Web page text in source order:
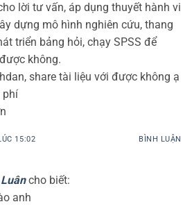
lời tư vấn, áp dụng thuyết hành vi
dựng mô hình nghiên cứu, thang
triển bảng hỏi, chạy SPSS để
không.
share tài liệu với được không ạ
phí
15:02 BÌNH LUẬN
cho biết:
anh